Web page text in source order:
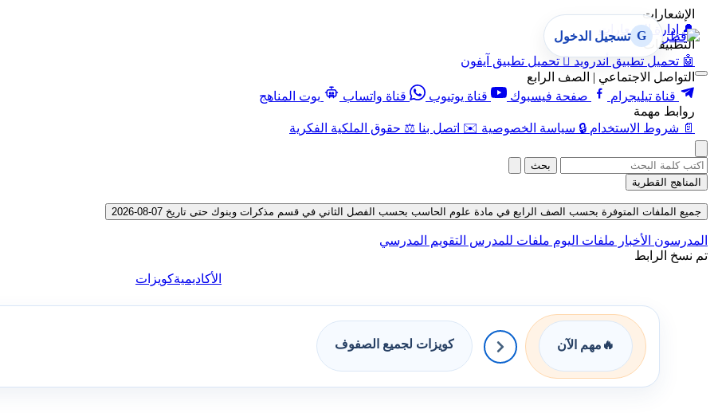
الإشعارات
🔔 إدارة الإشعارات
التطبيقات
🤖 تحميل تطبيق أندرويد  تحميل تطبيق آيفون
التواصل الاجتماعي | الصف الرابع
قناة تيليجرام
صفحة فيسبوك قناة يوتيوب قناة واتساب
بوت المناهج
روابط مهمة
📄 شروط الاستخدام 🔒 سياسة الخصوصية ✉️ اتصل بنا ⚖️ حقوق الملكية الفكرية
G تسجيل الدخول
بحث
المناهج القطرية
جميع الملفات المتوفرة بحسب الصف الرابع في مادة علوم الحاسب بحسب الفصل الثاني في قسم مذكرات وبنوك حتى تاريخ 07-08-2026
المدرسون الأخبار ملفات اليوم ملفات للمدرس التقويم المدرسي
تم نسخ الرابط
الأكاديميةكويزات
🔥 مهم الآن كويزات لجميع الصفوف